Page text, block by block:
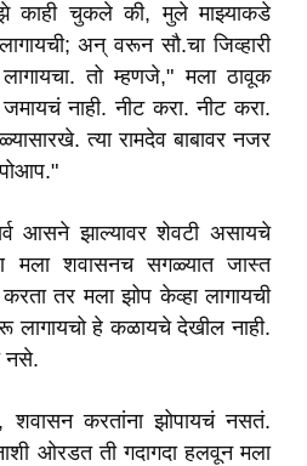
काही चुकले की, मुले माझ्याकडे
अन् वरून सौ.चा जिव्हारी
लागायचा. तो म्हणजे," मला ठावूक
नाही. नीट करा. नीट करा.
त्या रामदेव बाबावर नजर
आसने झाल्यावर शेवटी असायचे
मला शवासनच सगळ्यात जास्त
तर मला झोप केव्हा लागायची
लागायचो हे कळायचे देखील नाही.
नसे.
शवासन करतांना झोपायचं नसतं.
ओरडत ती गदागदा हलवून मला